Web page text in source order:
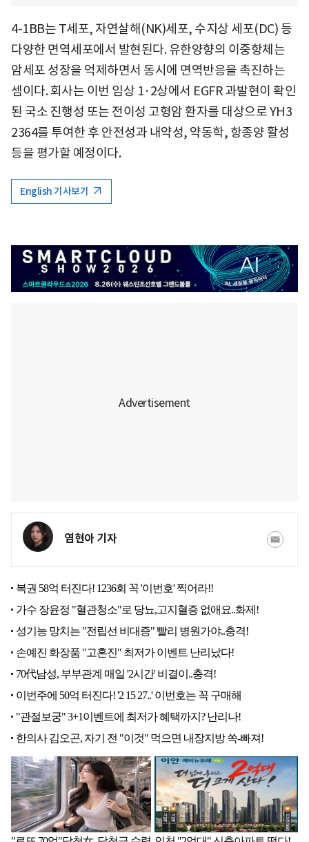
4-1BB는 T세포, 자연살해(NK)세포, 수지상 세포(DC) 등
다양한 면역세포에서 발현된다. 유한양향의 이중항체는
암세포 성장을 억제하면서 동시에 면역반응을 촉진하는
셈이다. 회사는 이번 임상 1·2상에서 EGFR 과발현이 확인
된 국소 진행성 또는 전이성 고형암 환자를 대상으로 YH3
2364를 투여한 후 안전성과 내약성, 약동학, 항종양 활성
등을 평가할 예정이다.
English 기사보기
염현아 기자